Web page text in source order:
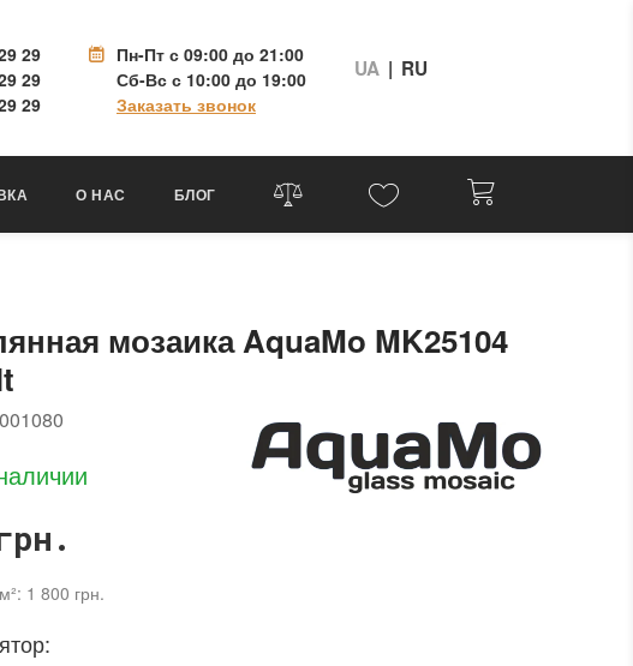
29
29
29
Пн-Пт с 09:00 до 21:00
Сб-Вс с 10:00 до 19:00
Заказать звонок
UA | RU
О НАС БЛОГ
мозаика AquaMo MK25104
001080
1 800 грн.